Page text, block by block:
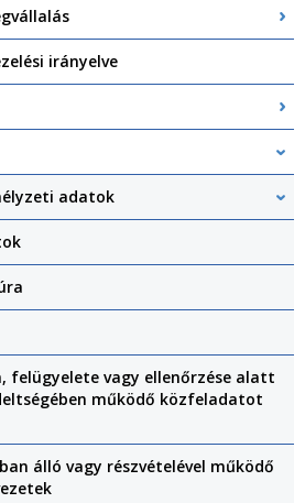
irányelve
adatok
felügyelete vagy ellenőrzése alatt
működő közfeladatot
álló vagy részvételével működő